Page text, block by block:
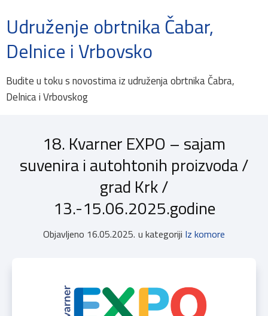
Udruženje obrtnika Čabar,
Delnice i Vrbovsko
Budite u toku s novostima iz udruženja obrtnika Čabra,
Delnica i Vrbovskog
18. Kvarner EXPO – sajam
suvenira i autohtonih proizvoda /
grad Krk /
13.-15.06.2025.godine
Objavljeno 16.05.2025. u kategoriji Iz komore